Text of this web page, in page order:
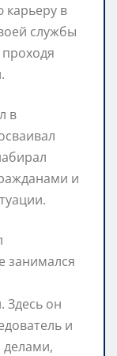
в
службы
в
и
занимался
Здесь он
и